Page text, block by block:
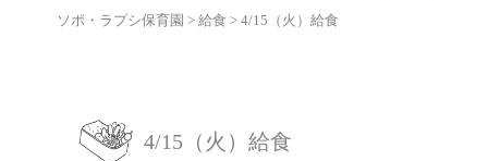
ソポ・ラプシ保育園 > 給食 > 4/15（火）給食
4/15（火）給食